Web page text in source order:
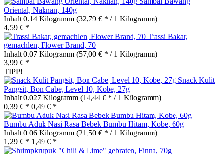
Oriental, Naknan, 140g
Inhalt 0.14 Kilogramm (32,79 € * / 1 Kilogramm)
4,59 € *
Trassi Bakar,
gemachlen, Flower Brand, 70
Inhalt 0.07 Kilogramm (57,00 € * / 1 Kilogramm)
3,99 € *
TIPP!
Snack Kulit
Pangsit, Bon Cabe, Level 10, Kobe, 27g
Inhalt 0.027 Kilogramm (14,44 € * / 1 Kilogramm)
0,39 € * 0,49 € *
Bumbu Aduk Nasi Rasa Bebek Bumbu Hitam, Kobe, 60g
Inhalt 0.06 Kilogramm (21,50 € * / 1 Kilogramm)
1,29 € * 1,49 € *